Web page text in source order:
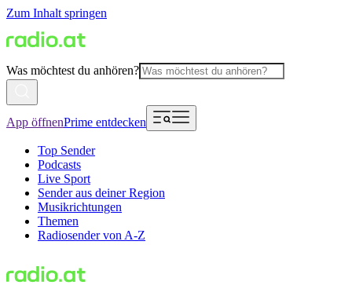
Zum Inhalt springen
Was möchtest du anhören?
App öffnenPrime entdecken
Top Sender
Podcasts
Live Sport
Sender aus deiner Region
Musikrichtungen
Themen
Radiosender von A-Z